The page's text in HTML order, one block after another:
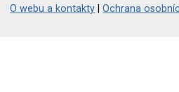
O webu a kontakty |Ochrana